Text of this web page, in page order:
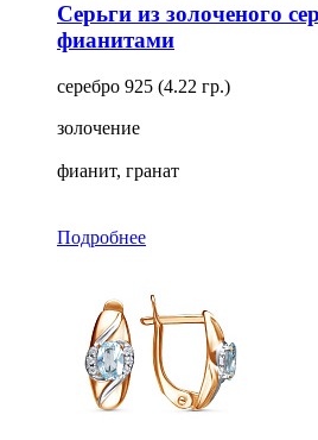
Серьги из золоченого
фианитами
серебро 925 (4.22 гр.)
золочение
фианит, гранат
Подробнее